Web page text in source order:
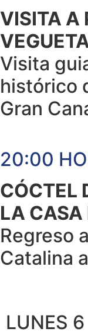
VISITA A
Visita
histórico
Gran
20:00
CÓCTEL
LA CASA
Regreso
Catalina
LUNES